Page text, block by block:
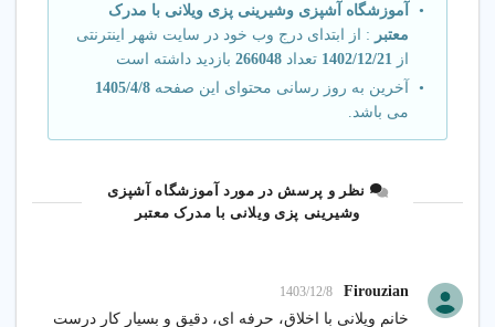
آموزشگاه آشپزی وشیرینی پزی ویلانی با مدرک
معتبر : از ابتدای درج وب خود در سایت شهر اینترنتی
از
1402/12/21 تعداد 266048 بازدید داشته است
آخرین به روز رسانی محتوای این صفحه 1405/4/8
می باشد.
نظر و پرسش در مورد آموزشگاه آشپزی
وشیرینی پزی ویلانی با مدرک معتبر
Firouzian
1403/12/8
خانم ویلانی با اخلاق، حرفه ای، دقیق و بسیار کار درست